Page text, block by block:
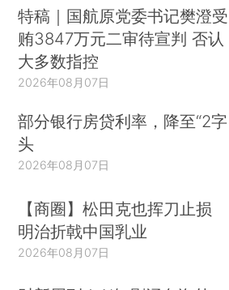
特稿｜国航原党委书记樊澄受
贿3847万元二审待宣判 否认
大多数指控
2026年08月07日
部分银行房贷利率，降至“2字
头
2026年08月07日
【商圈】松田克也挥刀止损
明治折戟中国乳业
2026年08月07日